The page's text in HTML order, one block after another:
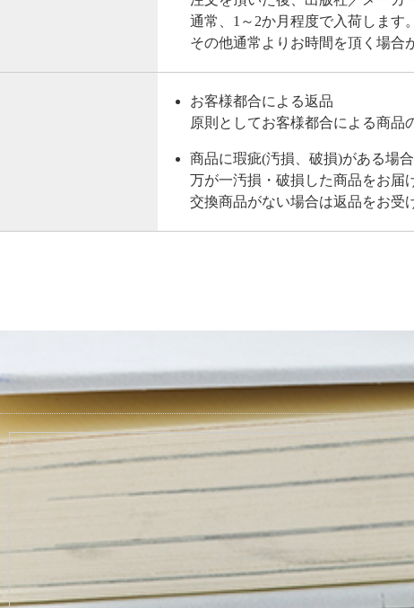
通常、1～2か月程度で入荷します。
その他通常よりお時間を頂く場合
お客様都合による返品
原則としてお客様都合による商品
商品に瑕疵(汚損、破損)がある場
万が一汚損・破損した商品をお届
交換商品がない場合は返品をお受